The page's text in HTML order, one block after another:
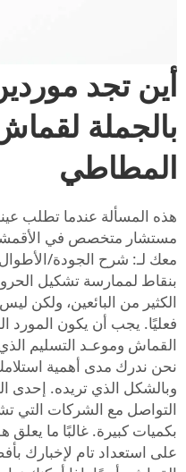
أين تجد
بالجملة
المطاطي
هذه المسألة عندما تطلب
مستشار متخصص في
معك لـ: شرح الجودة/الأطوال
بنقاط لممارسة تشكيل
الكثير من البائعين، ولكن
فعليًا. يجب أن يكون المورد
القماش وموعـد التسليم
نحن ندرك مدى أهمية
وبالشكل الذي تريده.
التواصل مع الشركات التي
بكميات كبيرة. غالبًا ما يعلق
على استعداد تام لإخبارك